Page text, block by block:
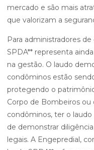
mercado e são mais
que valorizam a
Para administradores
SPDA** representa
na gestão. O laudo
condôminos estão
protegendo o
Corpo de Bombeiros
condôminos, ter o
de demonstrar
legais. A Engepredial,